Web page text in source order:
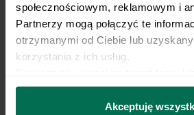
społecznościowym, reklamowym i
Partnerzy mogą połączyć te
otrzymanymi od Ciebie lub
korzystania z ich usług.
można się z nami skontaktować i w
przetwarzamy dane osobowe w
Akceptuję
15
Powtarzamy warstwy, aż
składniki.
beszamelowy i resztę